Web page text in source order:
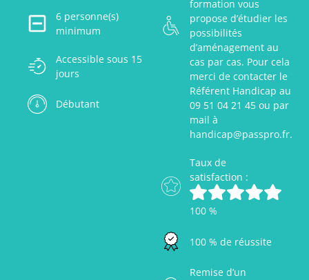
6 personne(s)
minimum
Accessible sous 15
jours
Débutant
formation vous
propose d’étudier les
possibilités
d’aménagement au
cas par cas. Pour cela
merci de contacter le
Référent Handicap au
09 51 04 21 45 ou par
mail à
handicap@passpro.fr.
Taux de
satisfaction :
100 %
100 % de réussite
Remise d’un